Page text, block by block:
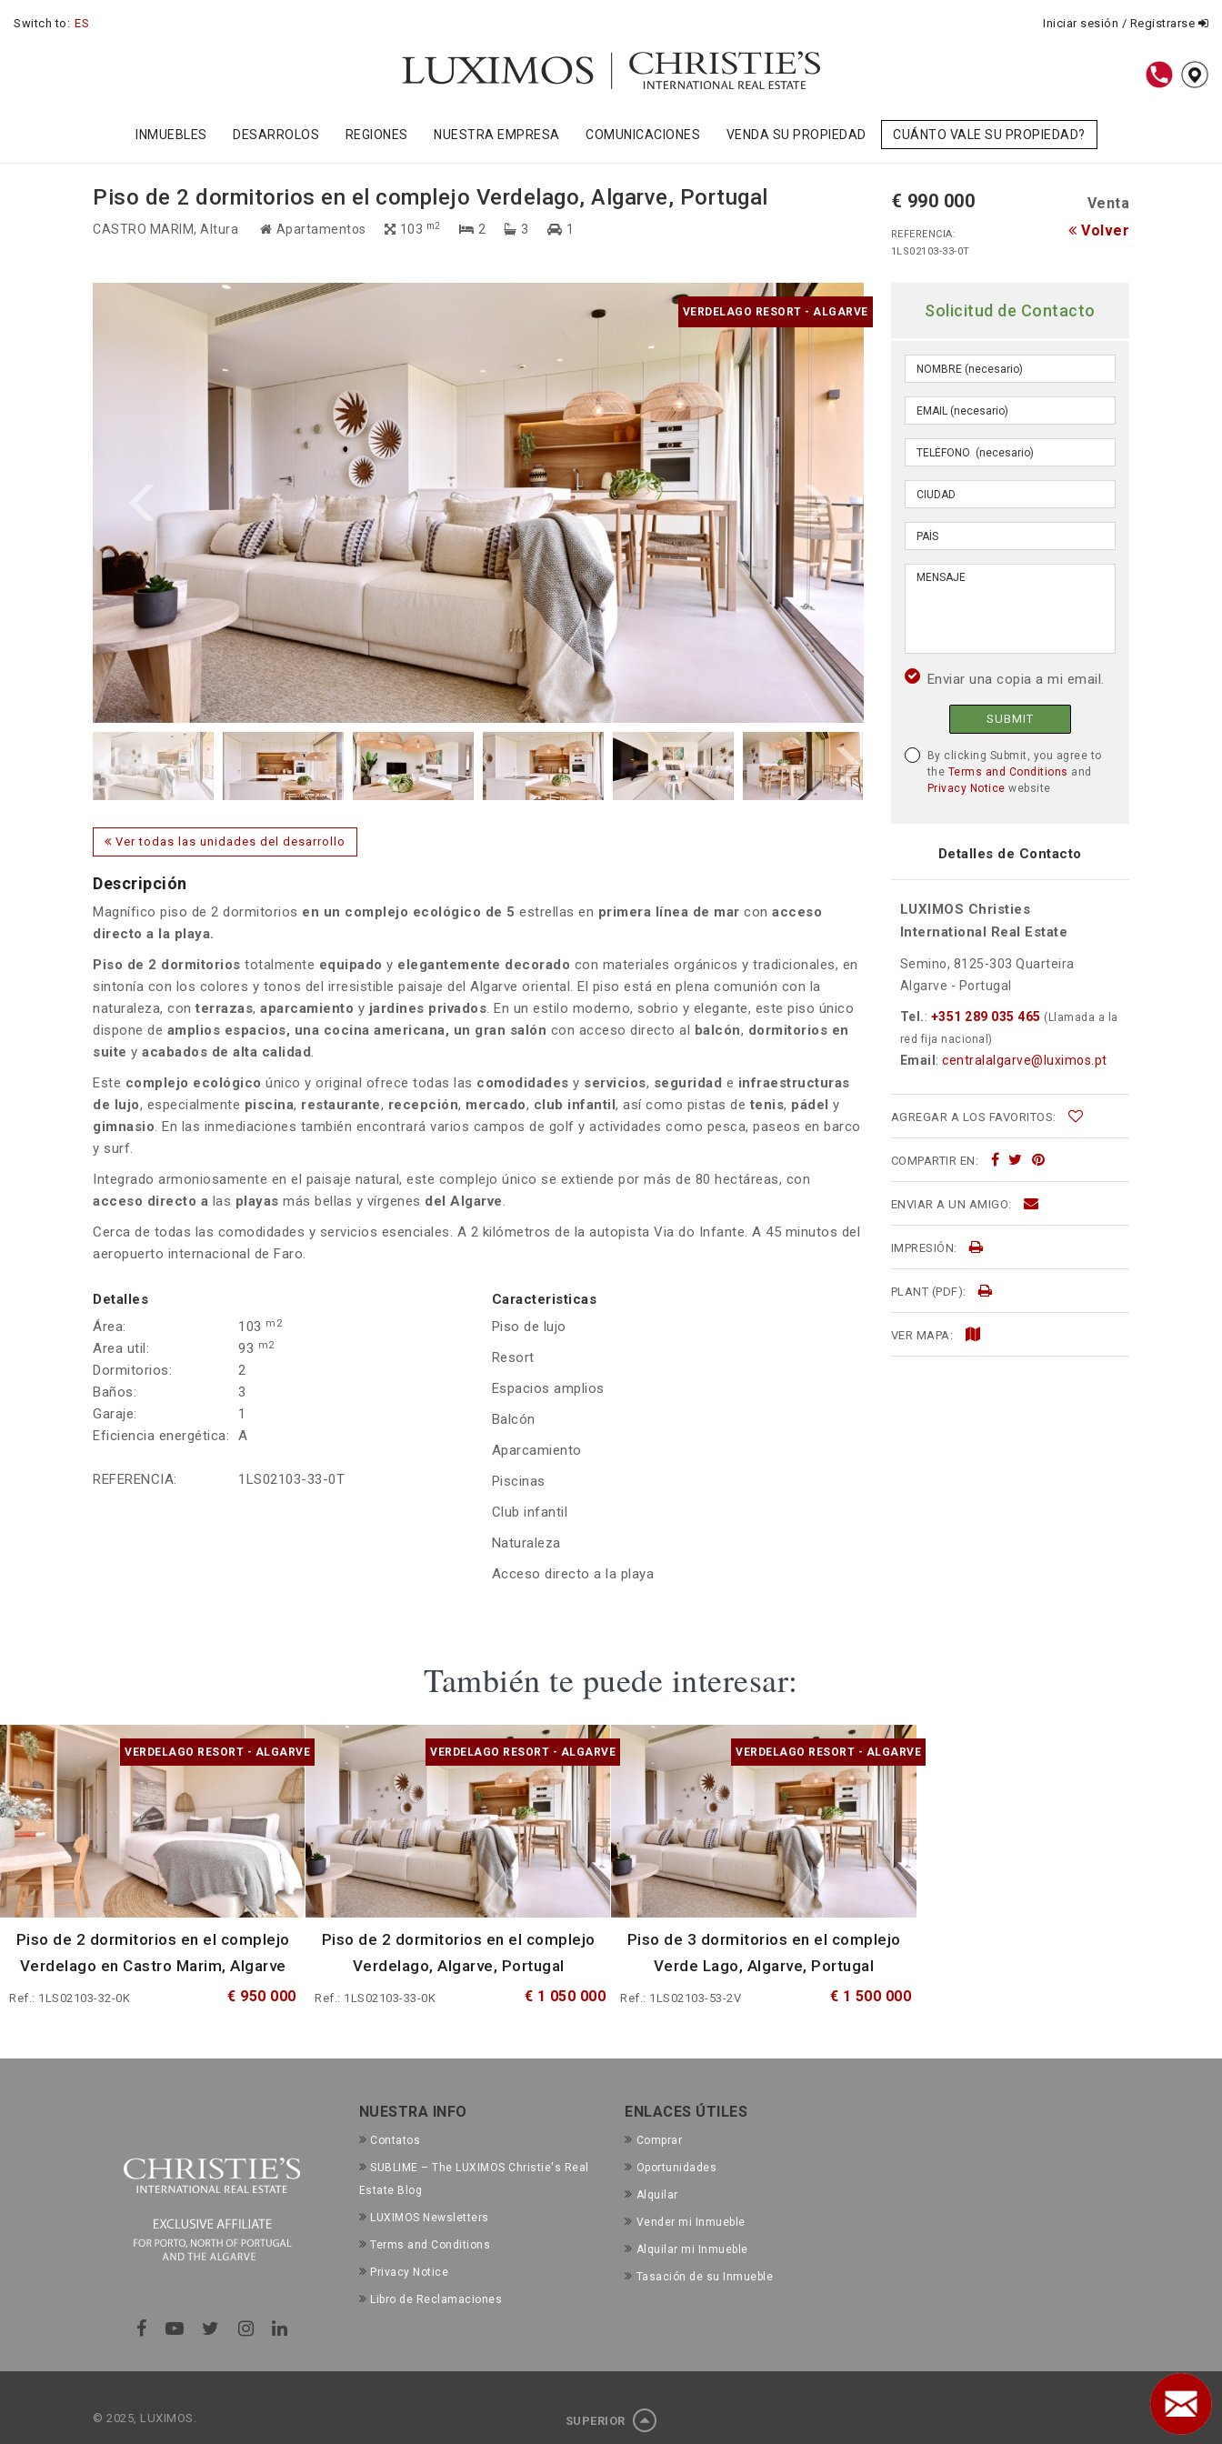
Switch to: ES Iniciar sesión / Registrarse
INMUEBLES DESARROLOS REGIONES NUESTRA EMPRESA COMUNICACIONES VENDA SU PROPIEDAD CUÁNTO VALE SU PROPIEDAD?
Piso de 2 dormitorios en el complejo Verdelago, Algarve, Portugal
CASTRO MARIM, Altura Apartamentos 103 m2 2 3 1
€ 990 000 Venta
REFERENCIA:
1LS02103-33-0T
Volver
VERDELAGO RESORT - ALGARVE
Ver todas las unidades del desarrollo
Descripción
Magnífico piso de 2 dormitorios en un complejo ecológico de 5 estrellas en primera línea de mar con acceso
directo a la playa.
Piso de 2 dormitorios totalmente equipado y elegantemente decorado con materiales orgánicos y tradicionales, en
sintonía con los colores y tonos del irresistible paisaje del Algarve oriental. El piso está en plena comunión con la
naturaleza, con terrazas, aparcamiento y jardines privados. En un estilo moderno, sobrio y elegante, este piso único
dispone de amplios espacios, una cocina americana, un gran salón con acceso directo al balcón, dormitorios en
suite y acabados de alta calidad.
Este complejo ecológico único y original ofrece todas las comodidades y servicios, seguridad e infraestructuras
de lujo, especialmente piscina, restaurante, recepción, mercado, club infantil, así como pistas de tenis, pádel y
gimnasio. En las inmediaciones también encontrará varios campos de golf y actividades como pesca, paseos en barco
y surf.
Integrado armoniosamente en el paisaje natural, este complejo único se extiende por más de 80 hectáreas, con
acceso directo a las playas más bellas y vírgenes del Algarve.
Cerca de todas las comodidades y servicios esenciales. A 2 kilómetros de la autopista Via do Infante. A 45 minutos del
aeropuerto internacional de Faro.
Detalles
Área:
103 m2
Area util: 93 m2
Dormitorios:
2
Baños:
3
Garaje:
1
Eficiencia energética:
A
REFERENCIA: 1LS02103-33-0T
Caracteristicas
Piso de lujo
Resort
Espacios amplios
Balcón
Aparcamiento
Piscinas
Club infantil
Naturaleza
Acceso directo a la playa
Solicitud de Contacto
Enviar una copia a mi email.
SUBMIT
By clicking Submit, you agree to
the Terms and Conditions and
Privacy Notice website
Detalles de Contacto
LUXIMOS Christies
International Real Estate
Semino, 8125-303 Quarteira
Algarve - Portugal
Tel.: +351 289 035 465 (Llamada a la
red fija nacional)
Email : centralalgarve@luximos.pt
AGREGAR A LOS FAVORITOS:
COMPARTIR EN:
ENVIAR A UN AMIGO:
IMPRESIÓN:
PLANT (PDF):
VER MAPA:
También te puede interesar:
VERDELAGO RESORT - ALGARVE
Piso de 2 dormitorios en el complejo
Verdelago en Castro Marim, Algarve
Ref.: 1LS02103-32-0K € 950 000
VERDELAGO RESORT - ALGARVE
Piso de 2 dormitorios en el complejo
Verdelago, Algarve, Portugal
Ref.: 1LS02103-33-0K € 1 050 000
VERDELAGO RESORT - ALGARVE
Piso de 3 dormitorios en el complejo
Verde Lago, Algarve, Portugal
Ref.: 1LS02103-53-2V € 1 500 000
NUESTRA INFO
Contatos
SUBLIME – The LUXIMOS Christie's Real
Estate Blog
LUXIMOS Newsletters
Terms and Conditions
Privacy Notice
Libro de Reclamaciones
ENLACES ÚTILES
Comprar
Oportunidades
Alquilar
Vender mi Inmueble
Alquilar mi Inmueble
Tasación de su Inmueble
© 2025, LUXIMOS. SUPERIOR